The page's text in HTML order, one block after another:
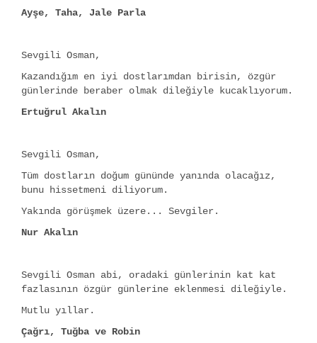
Ayşe, Taha, Jale Parla
Sevgili Osman,
Kazandığım en iyi dostlarımdan birisin, özgür
günlerinde beraber olmak dileğiyle kucaklıyorum.
Ertuğrul Akalın
Sevgili Osman,
Tüm dostların doğum gününde yanında olacağız,
bunu hissetmeni diliyorum.
Yakında görüşmek üzere... Sevgiler.
Nur Akalın
Sevgili Osman abi, oradaki günlerinin kat kat
fazlasının özgür günlerine eklenmesi dileğiyle.
Mutlu yıllar.
Çağrı, Tuğba ve Robin